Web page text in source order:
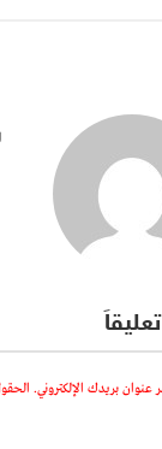
عنوان بريدك الإلكتروني.